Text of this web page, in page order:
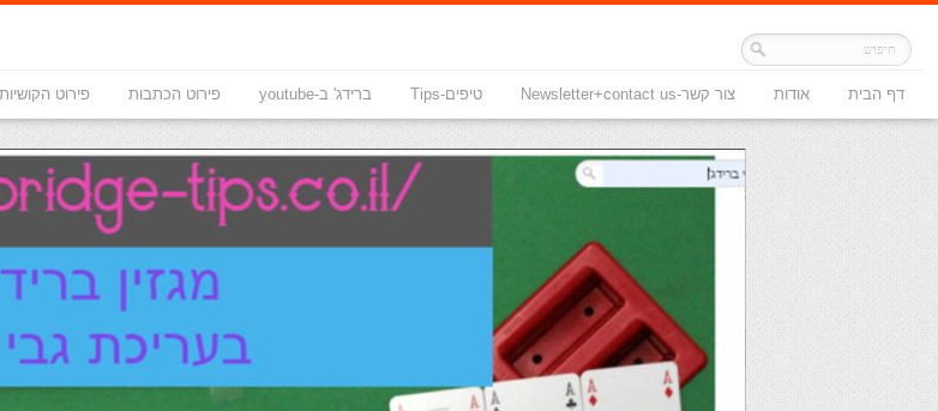
דף הבית אודות צור קשר-Newsletter+contact us טיפים-Tips ברידג' ב-youtube פירוט הכתבות פירוט הקושיות